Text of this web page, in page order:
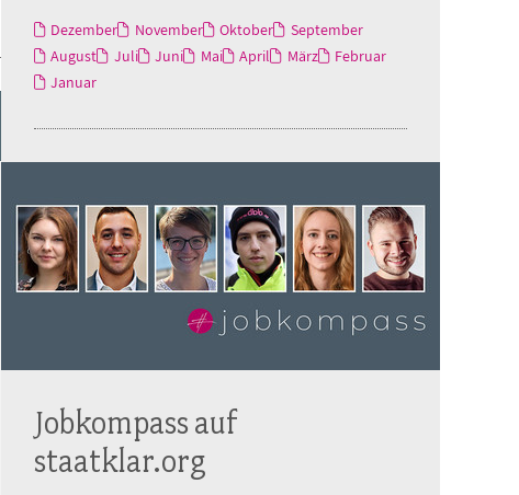
Dezember November Oktober
September
August
Juli Juni Mai April März
Februar
Januar
Jobkompass auf
staatklar.org